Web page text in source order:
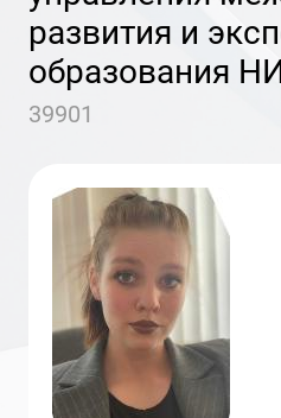
развития и
образования
39901